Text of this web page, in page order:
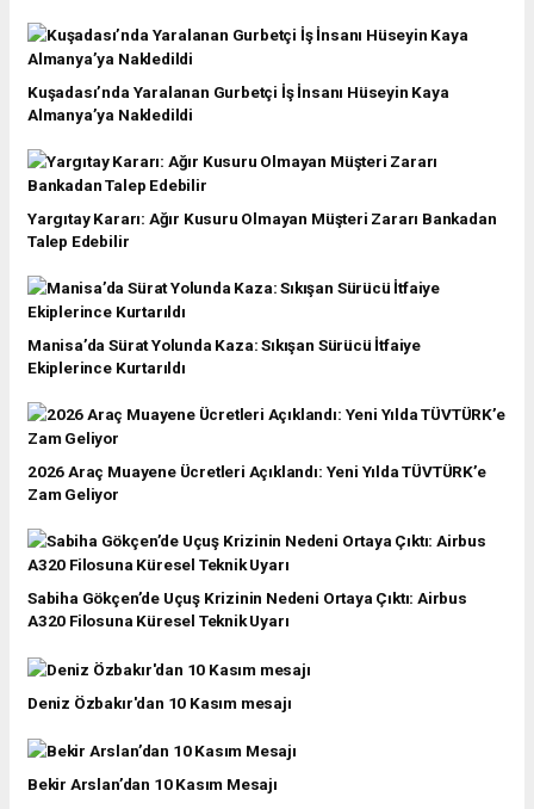
Kuşadası’nda Yaralanan Gurbetçi İş İnsanı Hüseyin Kaya
Almanya’ya Nakledildi
Yargıtay Kararı: Ağır Kusuru Olmayan Müşteri Zararı Bankadan
Talep Edebilir
Manisa’da Sürat Yolunda Kaza: Sıkışan Sürücü İtfaiye
Ekiplerince Kurtarıldı
2026 Araç Muayene Ücretleri Açıklandı: Yeni Yılda TÜVTÜRK’e
Zam Geliyor
Sabiha Gökçen’de Uçuş Krizinin Nedeni Ortaya Çıktı: Airbus
A320 Filosuna Küresel Teknik Uyarı
Deniz Özbakır'dan 10 Kasım mesajı
Bekir Arslan’dan 10 Kasım Mesajı